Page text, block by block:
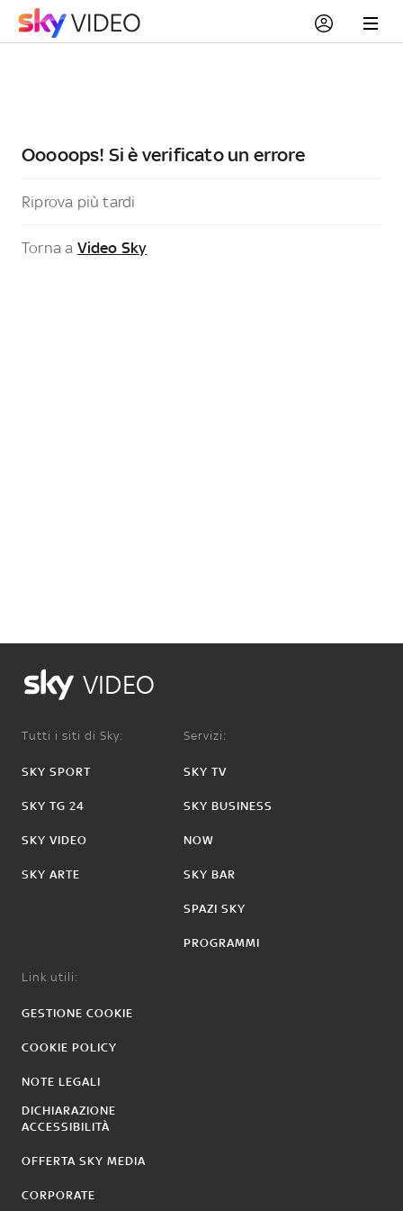
Ooooops! Si è verificato un errore
Riprova più tardi
Torna a Video Sky
VIDEO
Tutti i siti di Sky:
SKY SPORT
SKY TG 24
SKY VIDEO
SKY ARTE
Servizi:
SKY TV
SKY BUSINESS
NOW
SKY BAR
SPAZI SKY
PROGRAMMI
Link utili:
GESTIONE COOKIE
COOKIE POLICY
NOTE LEGALI
DICHIARAZIONE
ACCESSIBILITÀ
OFFERTA SKY MEDIA
CORPORATE